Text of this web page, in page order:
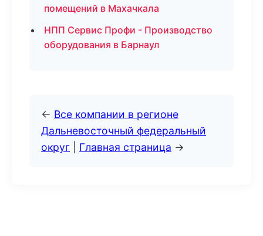
помещений в Махачкала
НПП Сервис Профи - Производство
оборудования в Барнаул
← Все компании в регионе
Дальневосточный федеральный
округ
Главная страница →